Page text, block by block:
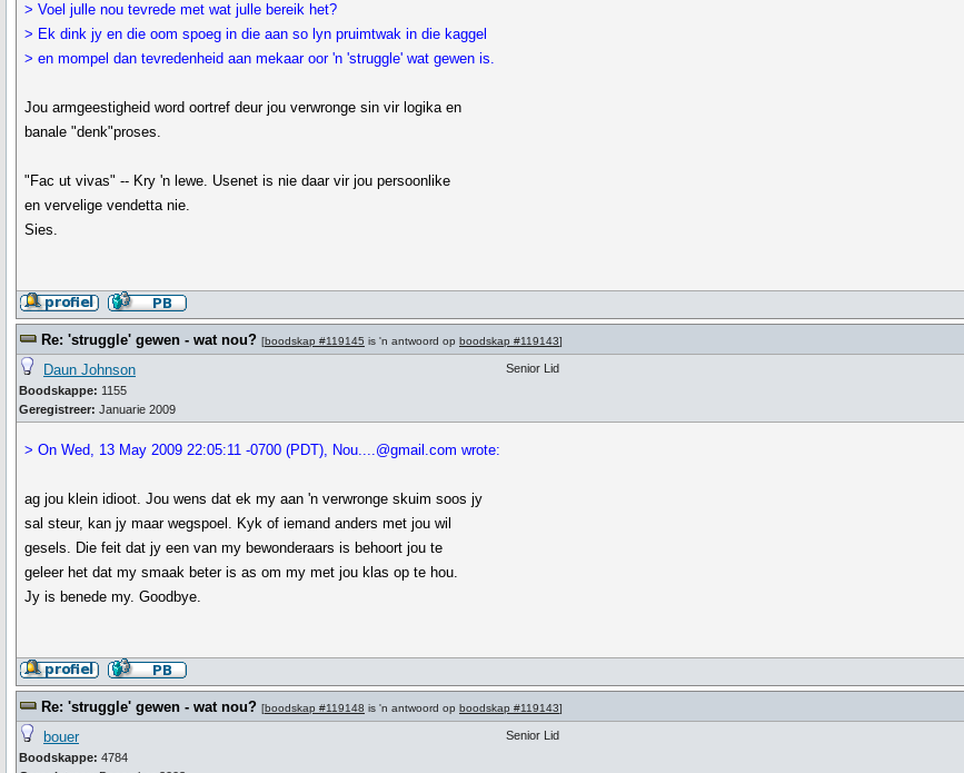
> Voel julle nou tevrede met wat julle bereik het?
> Ek dink jy en die oom spoeg in die aan so lyn pruimtwak in die kaggel
> en mompel dan tevredenheid aan mekaar oor 'n 'struggle' wat gewen is.
Jou armgeestigheid word oortref deur jou verwronge sin vir logika en
banale "denk"proses.
"Fac ut vivas" -- Kry 'n lewe. Usenet is nie daar vir jou persoonlike
en vervelige vendetta nie.
Sies.
Re: 'struggle' gewen - wat nou? [boodskap #119145 is 'n antwoord op boodskap #119143]
Daun Johnson
Boodskappe: 1155
Geregistreer: Januarie 2009
Senior Lid
> On Wed, 13 May 2009 22:05:11 -0700 (PDT), Nou....@gmail.com wrote:
ag jou klein idioot. Jou wens dat ek my aan 'n verwronge skuim soos jy
sal steur, kan jy maar wegspoel. Kyk of iemand anders met jou wil
gesels. Die feit dat jy een van my bewonderaars is behoort jou te
geleer het dat my smaak beter is as om my met jou klas op te hou.
Jy is benede my. Goodbye.
Re: 'struggle' gewen - wat nou? [boodskap #119148 is 'n antwoord op boodskap #119143]
bouer
Boodskappe: 4784
Senior Lid